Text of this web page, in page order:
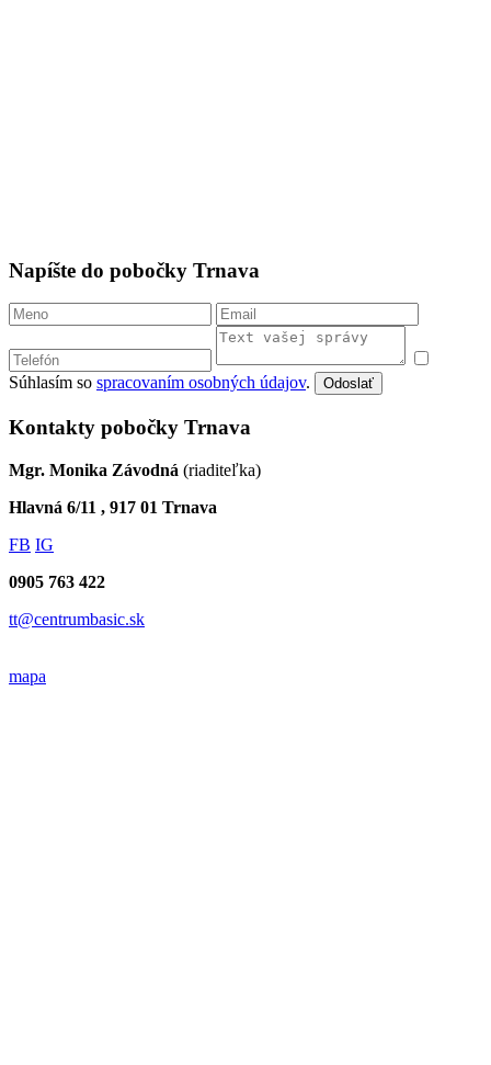
Napíšte do pobočky Trnava
Súhlasím so spracovaním osobných údajov. Odoslať
Kontakty pobočky Trnava
Mgr. Monika Závodná (riaditeľka)
Hlavná 6/11 , 917 01 Trnava
FB IG
0905 763 422
tt@centrumbasic.sk
mapa